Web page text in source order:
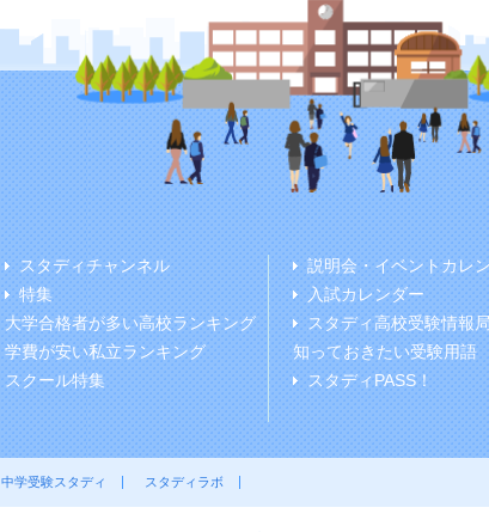
スタディチャンネル
特集
大学合格者が多い高校ランキング
学費が安い私立ランキング
スクール特集
説明会・イベントカレ
入試カレンダー
スタディ高校受験情報局
知っておきたい受験用語
スタディPASS！
中学受験スタディ スタディラボ